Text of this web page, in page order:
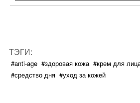
ТЭГИ:
#anti-age #здоровая кожа #крем для
#средство дня #уход за кожей